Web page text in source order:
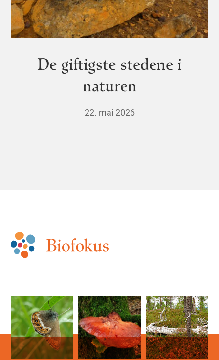
De giftigste stedene i
naturen
22. mai 2026